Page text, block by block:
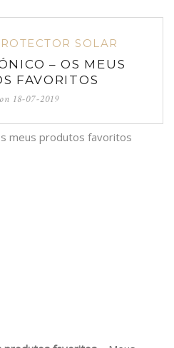
SOLAR
– OS MEUS
FAVORITOS
18-07-2019